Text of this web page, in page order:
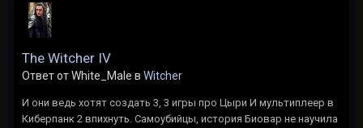
The Witcher IV
Ответ от White_Male в Witcher
И они ведь хотят создать 3, 3 игры про Цыри И мультиплеер в
Киберпанк 2 впихнуть. Самоубийцы, история Биовар не научила